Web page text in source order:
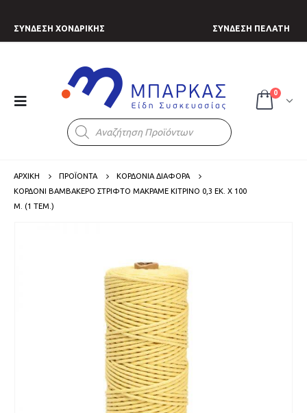
ΣΥΝΔΕΣΗ ΧΟΝΔΡΙΚΗΣ ΣΥΝΔΕΣΗ ΠΕΛΑΤΗ
Products
search
0
ΑΡΧΙΚΗ ΠΡΟΪΟΝΤΑ
ΚΟΡΔΟΝΙΑ ΔΙΑΦΟΡΑ
ΚΟΡΔΌΝΙ ΒΑΜΒΑΚΕΡΌ ΣΤΡΙΦΤΌ ΜΑΚΡΑΜΈ ΚΊΤΡΙΝΟ 0,3 ΕΚ. Χ 100
Μ. (1 ΤΕΜ.)